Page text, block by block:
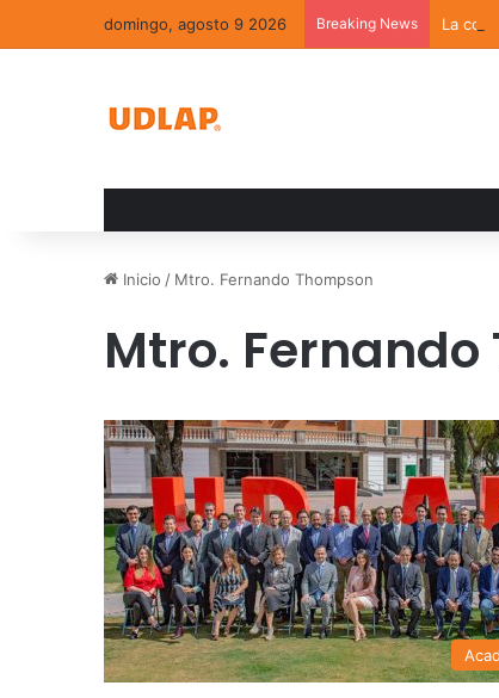
domingo, agosto 9 2026 Breaking News La
Inicio / Mtro. Fernando Thompson
Mtro.